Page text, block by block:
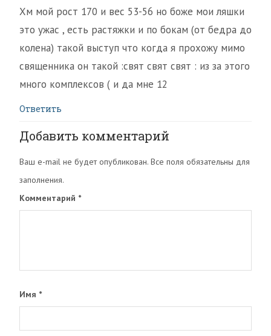
Хм мой рост 170 и вес 53-56 но боже мои ляшки
это ужас , есть растяжки и по бокам (от бедра до
колена) такой выступ что когда я прохожу мимо
священника он такой :свят свят свят : из за этого
много комплексов ( и да мне 12
Ответить
Добавить комментарий
Ваш e-mail не будет опубликован. Все поля обязательны для
заполнения.
Комментарий *
Имя *